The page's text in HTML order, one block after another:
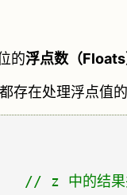
的浮点数（Floats
存在处理浮点值的